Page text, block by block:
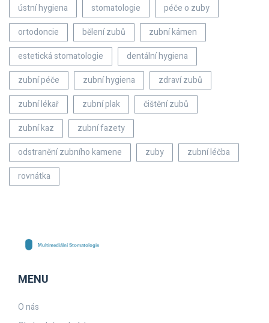
ústní hygiena stomatologie
péče o zuby
ortodoncie
bělení zubů
zubní kámen
estetická stomatologie
dentální hygiena
zubní péče
zubní hygiena
zdraví zubů
zubní lékař
zubní plak
čištění zubů
zubní kaz
zubní fazety
odstranění zubního kamene
zuby
zubní léčba
rovnátka
MENU
O nás